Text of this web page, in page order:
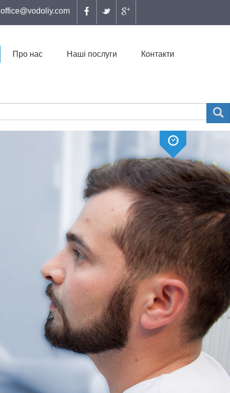
office@vodoliy.com
Про нас Наші послуги Контакти